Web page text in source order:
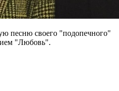
песню своего "подопечного"
"Любовь".